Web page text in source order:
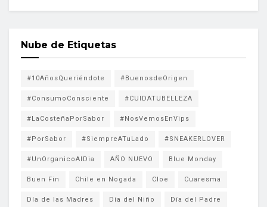
Nube de Etiquetas
#10AñosQueriéndote #BuenosdeOrigen
#ConsumoConsciente #CUIDATUBELLEZA
#LaCosteñaPorSabor #NosVemosEnVips
#PorSabor #SiempreATuLado #SNEAKERLOVER
#UnOrganicoAlDia AÑO NUEVO Blue Monday
Buen Fin Chile en Nogada Cloe Cuaresma
Día de las Madres Día del Niño Día del Padre